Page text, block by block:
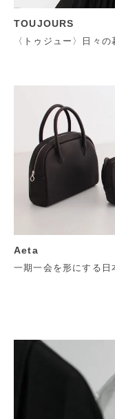
TOUJOURS
〈トゥジュー〉日々
Aeta
一期一会を形にする日